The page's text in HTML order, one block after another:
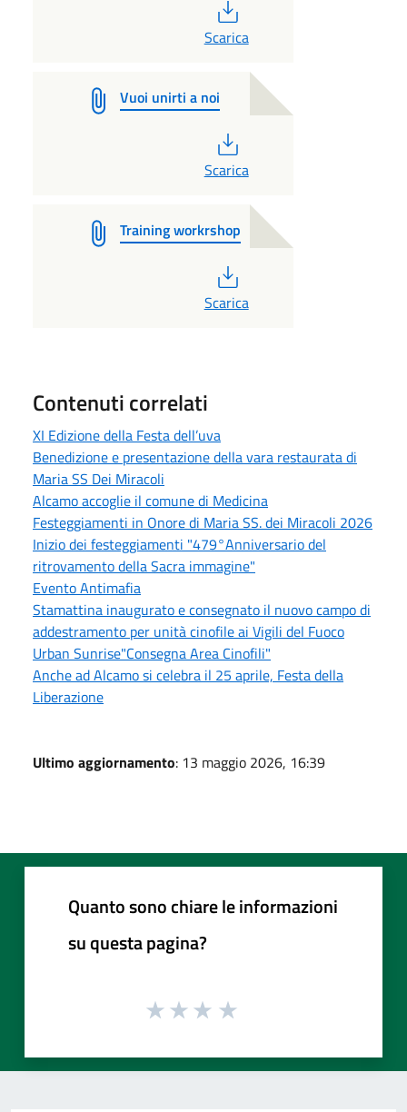
Scarica
Vuoi unirti a noi
Scarica
Training workrshop
Scarica
Contenuti correlati
XI Edizione della Festa dell’uva
Benedizione e presentazione della vara restaurata di
Maria SS Dei Miracoli
Alcamo accoglie il comune di Medicina
Festeggiamenti in Onore di Maria SS. dei Miracoli 2026
Inizio dei festeggiamenti "479°Anniversario del
ritrovamento della Sacra immagine"
Evento Antimafia
Stamattina inaugurato e consegnato il nuovo campo di
addestramento per unità cinofile ai Vigili del Fuoco
Urban Sunrise"Consegna Area Cinofili"
Anche ad Alcamo si celebra il 25 aprile, Festa della
Liberazione
Ultimo aggiornamento: 13 maggio 2026, 16:39
Quanto sono chiare le informazioni
su questa pagina?